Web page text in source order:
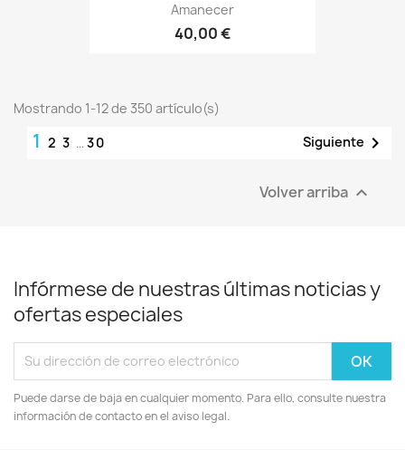
Amanecer
40,00 €
Mostrando 1-12 de 350 artículo(s)
1 2 3 … 30 Siguiente 
Volver arriba 
Infórmese de nuestras últimas noticias y
ofertas especiales
Puede darse de baja en cualquier momento. Para ello, consulte nuestra
información de contacto en el aviso legal.